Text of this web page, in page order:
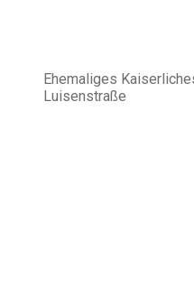
Ehemaliges
Luisenstraße